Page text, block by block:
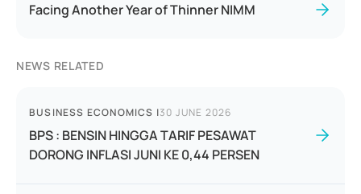
Facing Another Year of Thinner NIMM
NEWS RELATED
BUSINESS ECONOMICS |30 JUNE 2026
BPS : BENSIN HINGGA TARIF PESAWAT
DORONG INFLASI JUNI KE 0,44 PERSEN